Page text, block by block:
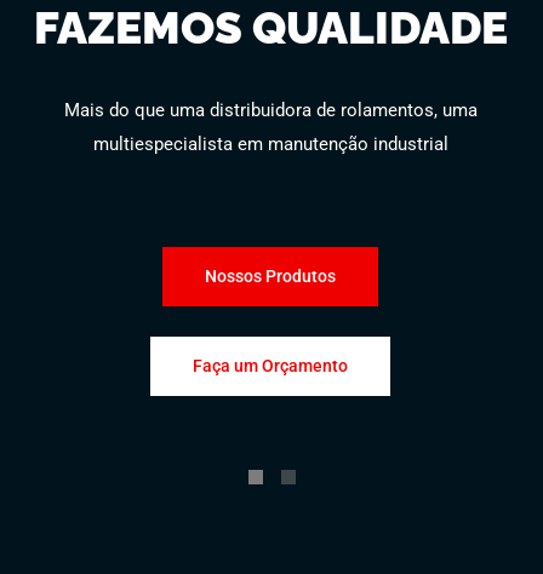
FAZEMOS QUALIDADE
Mais do que uma distribuidora de rolamentos, uma
multiespecialista em manutenção industrial
Nossos Produtos
Faça um Orçamento